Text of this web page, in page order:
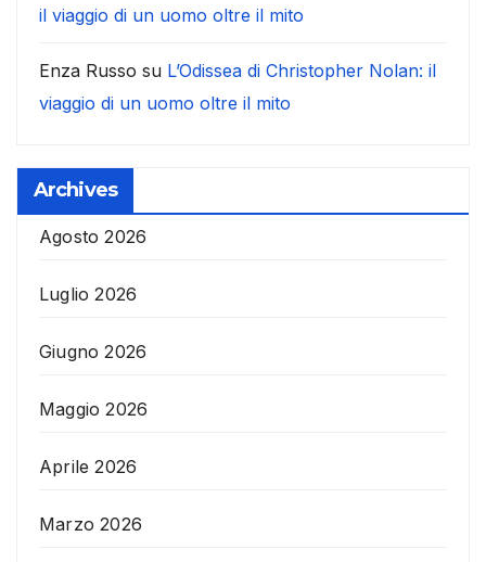
il viaggio di un uomo oltre il mito
Enza Russo su L’Odissea di Christopher Nolan: il
viaggio di un uomo oltre il mito
Archives
Agosto 2026
Luglio 2026
Giugno 2026
Maggio 2026
Aprile 2026
Marzo 2026